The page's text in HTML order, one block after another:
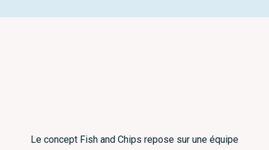
Le concept Fish and Chips repose sur une équipe